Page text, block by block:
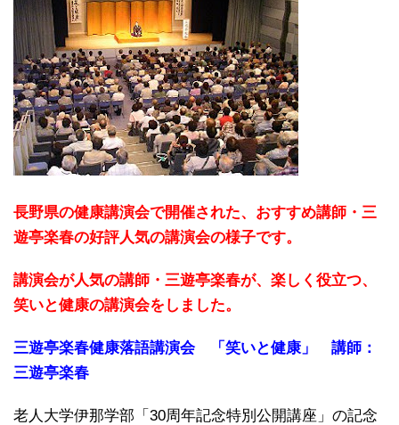
長野県の健康講演会で開催された、おすすめ講師・三
遊亭楽春の好評人気の講演会の様子です。
講演会が人気の講師・三遊亭楽春が、楽しく役立つ、
笑いと健康の講演会をしました。
三遊亭楽春健康落語講演会 「笑いと健康」 講師：
三遊亭楽春
老人大学伊那学部「30周年記念特別公開講座」の記念